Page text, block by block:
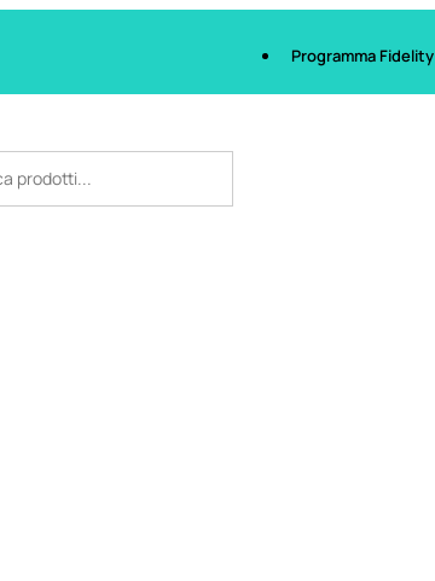
Programma Fidelity